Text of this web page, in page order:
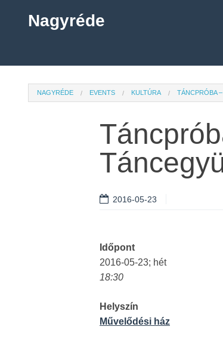
Nagyréde
NAGYRÉDE EVENTS KULTÚRA TÁNCPRÓBA
2016-05-23
Időpont
2016-05-23; hét
18:30
Helyszín
Művelődési ház